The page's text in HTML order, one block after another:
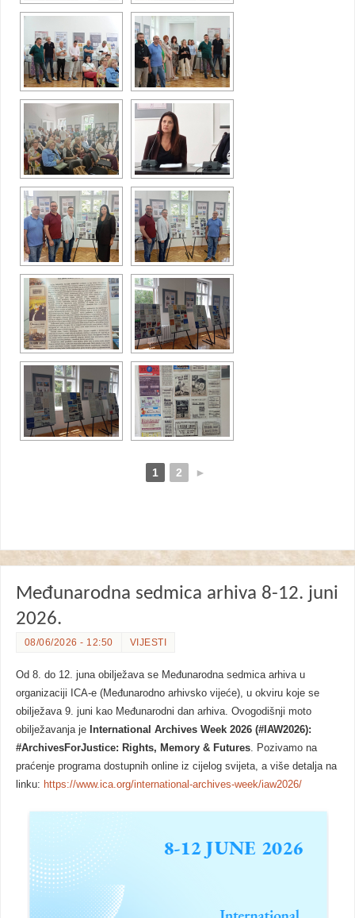
1 2 ►
Međunarodna sedmica arhiva 8-12. juni
2026.
08/06/2026 - 12:50 VIJESTI
Od 8. do 12. juna obilježava se Međunarodna sedmica arhiva u
organizaciji ICA-e (Međunarodno arhivsko vijeće), u okviru koje se
obilježava 9. juni kao Međunarodni dan arhiva. Ovogodišnji moto
obilježavanja je International Archives Week 2026 (#IAW2026):
#ArchivesForJustice: Rights, Memory & Futures. Pozivamo na
praćenje programa dostupnih online iz cijelog svijeta, a više detalja na
linku: https://www.ica.org/international-archives-week/iaw2026/